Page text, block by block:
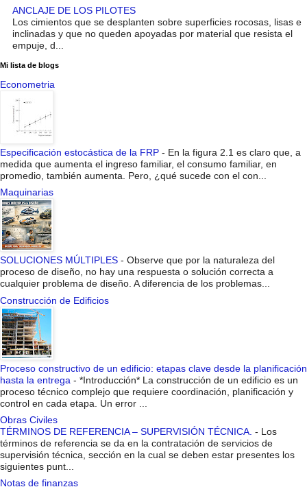
ANCLAJE DE LOS PILOTES
Los cimientos que se desplanten sobre superficies rocosas, lisas e
inclinadas y que no queden apoyadas por material que resista el
empuje, d...
Mi lista de blogs
Econometria
Especificación estocástica de la FRP - En la figura 2.1 es claro que, a
medida que aumenta el ingreso familiar, el consumo familiar, en
promedio, también aumenta. Pero, ¿qué sucede con el con...
Maquinarias
SOLUCIONES MÚLTIPLES - Observe que por la naturaleza del
proceso de diseño, no hay una respuesta o solución correcta a
cualquier problema de diseño. A diferencia de los problemas...
Construcción de Edificios
Proceso constructivo de un edificio: etapas clave desde la planificación
hasta la entrega - *Introducción* La construcción de un edificio es un
proceso técnico complejo que requiere coordinación, planificación y
control en cada etapa. Un error ...
Obras Civiles
TÉRMINOS DE REFERENCIA – SUPERVISIÓN TÉCNICA. - Los
términos de referencia se da en la contratación de servicios de
supervisión técnica, sección en la cual se deben estar presentes los
siguientes punt...
Notas de finanzas